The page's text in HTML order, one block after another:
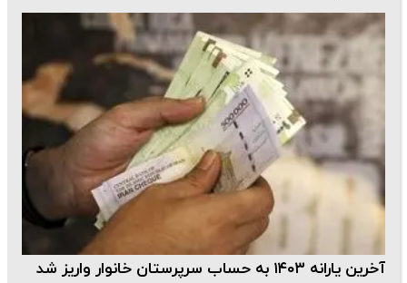
آخرین یارانه ١٤٠٣ به حساب سرپرستان خانوار واریز شد